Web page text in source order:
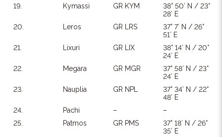
19.
Kymassi GR KYM
38° 50′ N / 23°
28′ E
20.
Leros GR LRS
37° 7′ N / 26°
51′ E
21.
Lixuri GR LIX
38° 14′ N / 20°
24′ E
22.
Megara GR MGR
37° 58′ N / 23°
24′ E
23.
Nauplia GR NPL
37° 34′ N / 22°
48′ E
24.
Pachi –
–
25.
Patmos GR PMS
37° 18′ N / 26°
35′ E